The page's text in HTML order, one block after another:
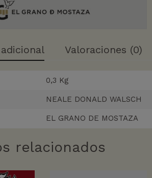
Valoraciones (0)
0,3 Kg
NEALE DONALD WALSCH
EL GRANO DE MOSTAZA
relacionados